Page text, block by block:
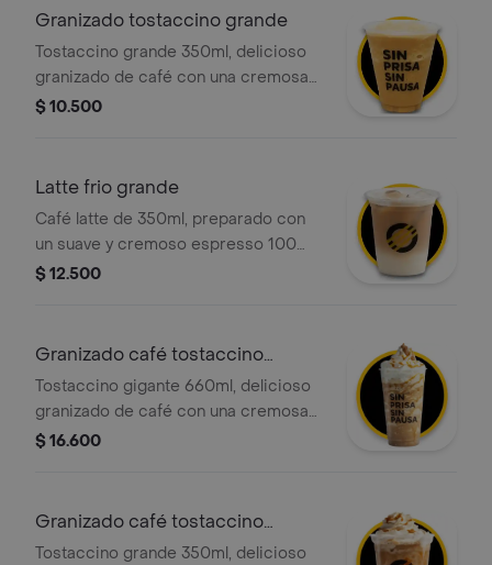
elección.
Granizado tostaccino grande
Tostaccino grande 350ml, delicioso
granizado de café con una cremosa
mezcla de café 100 porciento
elección.
$ 10.500
Latte frio grande
Café latte de 350ml, preparado con
un suave y cremoso espresso 100
porciento colombiano, la cantidad
$ 12.500
Granizado café tostaccino
gigante full
Tostaccino gigante 660ml, delicioso
granizado de café con una cremosa
mezcla de café 100 porciento
$ 16.600
Granizado café tostaccino
grande full
Tostaccino grande 350ml, delicioso